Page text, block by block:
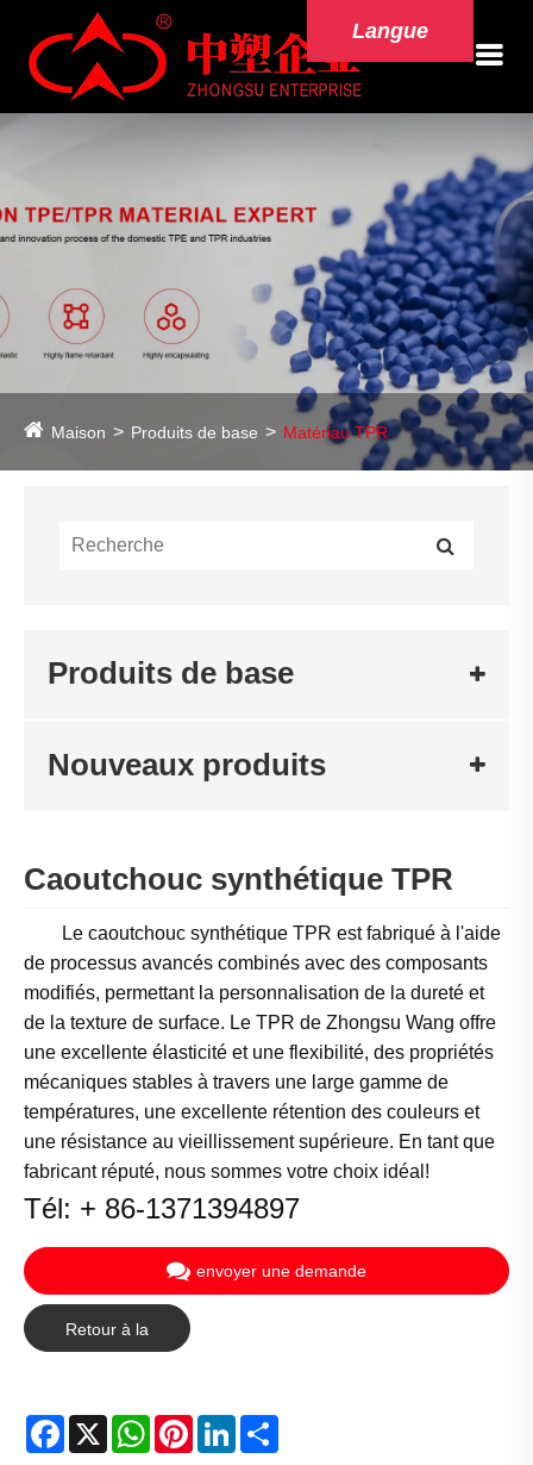
Langue
Maison Produits de base Matériau TPR
Produits de base
Nouveaux produits
Caoutchouc synthétique TPR
Le caoutchouc synthétique TPR est fabriqué à l'aide
de processus avancés combinés avec des composants
modifiés, permettant la personnalisation de la dureté et
de la texture de surface. Le TPR de Zhongsu Wang offre
une excellente élasticité et une flexibilité, des propriétés
mécaniques stables à travers une large gamme de
températures, une excellente rétention des couleurs et
une résistance au vieillissement supérieure. En tant que
fabricant réputé, nous sommes votre choix idéal!
Tél: + 86-1371394897
envoyer une demande
Retour à la
Facebook
X WhatsApp
PinterestLinkedIn